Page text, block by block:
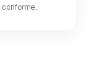
conforme.